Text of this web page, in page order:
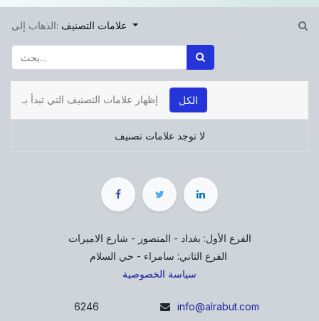
الذهاب إلى:
إظهار علامات التصنيف التي تبدأ بـ الكل
لا توجد علامات تصنيف
الفرع الأول: بغداد - المنصور - شارع الاميرات
سياسة الخصوصية
6246 info@alrabut.com